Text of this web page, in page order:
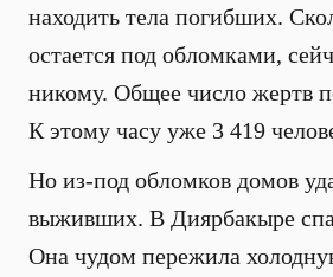
находить тела погибших.
остается под обломками,
никому. Общее число жертв
К этому часу уже 3 419
Но из-под обломков домов
выживших. В Диярбакыре
Она чудом пережила